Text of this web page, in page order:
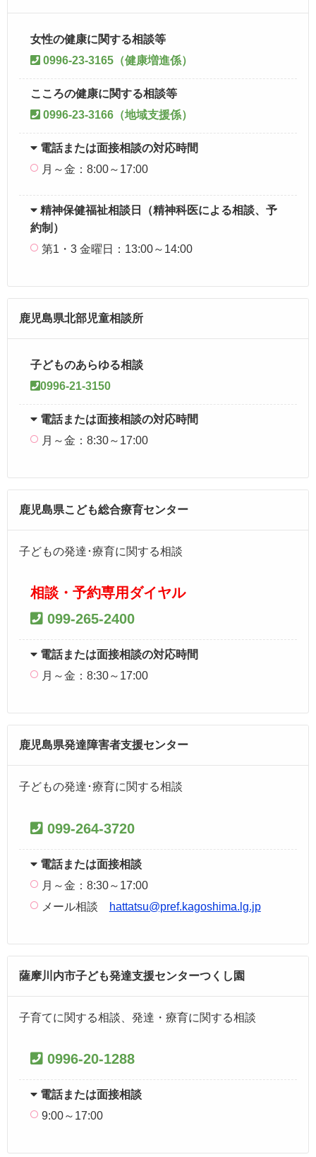
女性の健康に関する相談等
0996-23-3165（健康増進係）
こころの健康に関する相談等
0996-23-3166（地域支援係）
電話または面接相談の対応時間
月～金：8:00～17:00
精神保健福祉相談日（精神科医による相談、予
約制）
第1・3 金曜日：13:00～14:00
鹿児島県北部児童相談所
子どものあらゆる相談
0996-21-3150
電話または面接相談の対応時間
月～金：8:30～17:00
鹿児島県こども総合療育センター
子どもの発達･療育に関する相談
相談・予約専用ダイヤル
099-265-2400
電話または面接相談の対応時間
月～金：8:30～17:00
鹿児島県発達障害者支援センター
子どもの発達･療育に関する相談
099-264-3720
電話または面接相談
月～金：8:30～17:00
メール相談
hattatsu@pref.kagoshima.lg.jp
薩摩川内市子ども発達支援センターつくし園
子育てに関する相談、発達・療育に関する相談
0996-20-1288
電話または面接相談
9:00～17:00